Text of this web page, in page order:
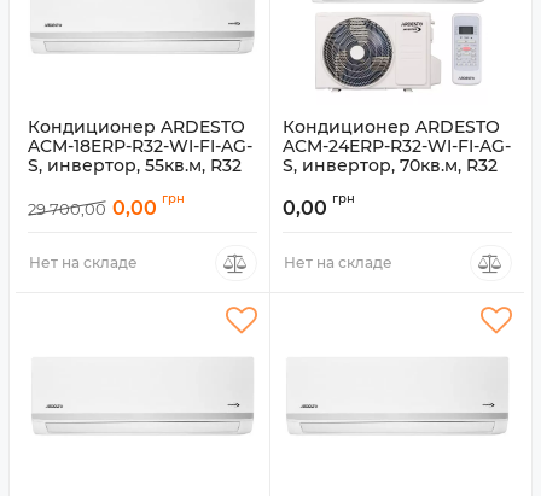
Кондиционер ARDESTO
ACM-18ERP-R32-WI-FI-AG-
S, инвертор, 55кв.м, R32
AG-S
29 700,00 0,00 грн
Нет на складе
Кондиционер ARDESTO
ACM-24ERP-R32-WI-FI-AG-
S, инвертор, 70кв.м, R32
AG-S
0,00 грн
Нет на складе